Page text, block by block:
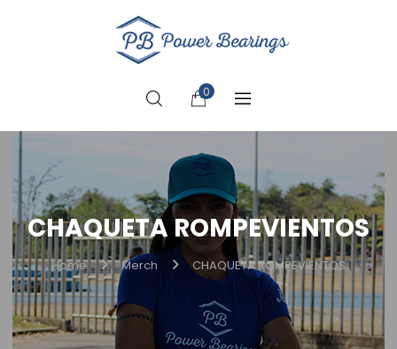
0
CHAQUETA ROMPEVIENTOS
Home Merch CHAQUETA ROMPEVIENTOS